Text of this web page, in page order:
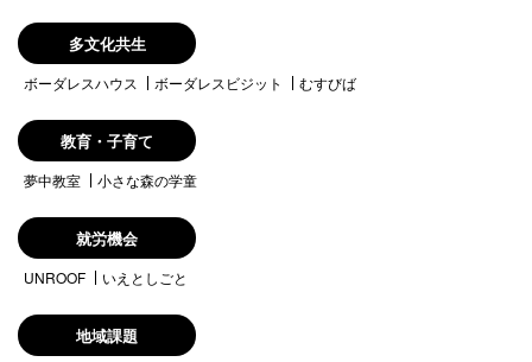
多文化共生
ボーダレスハウス ボーダレスビジット むすびば
教育・子育て
夢中教室 小さな森の学童
就労機会
UNROOF いえとしごと
地域課題